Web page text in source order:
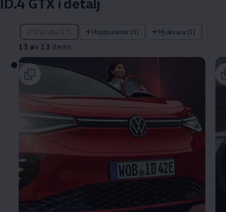
Visa alla (13) Höjdpunkter (3) Mjukvara (1)
13 av 13 items
13 av 13 items